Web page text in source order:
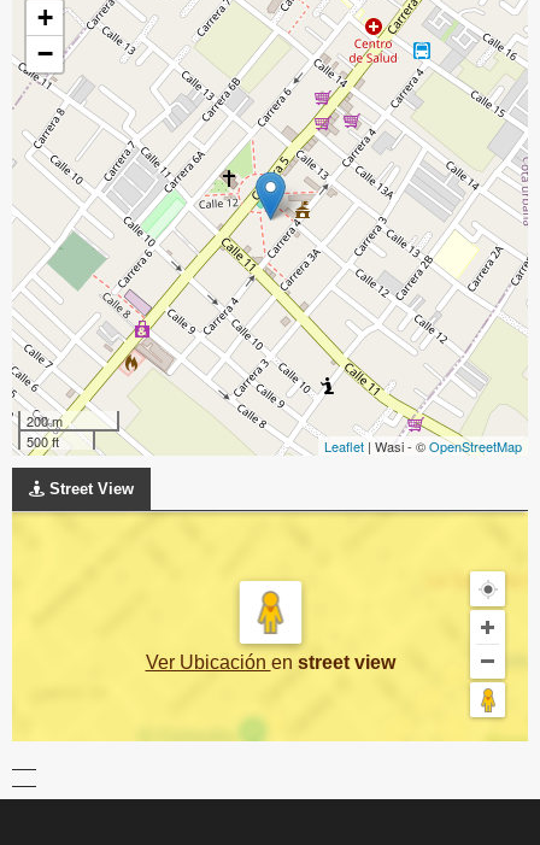
+
−
200 m
500 ft
Leaflet | Wasi - ©OpenStreetMap
Street View
Ver Ubicación en street view